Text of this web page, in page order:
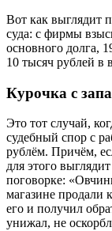
Вот как выглядит
суда: с фирмы
основного долга,
10 тысяч рублей в
Курочка с
Это тот случай,
судебный спор с
рублём. Причём,
для этого
поговорке:
магазине продали
его и получил
унижал, не